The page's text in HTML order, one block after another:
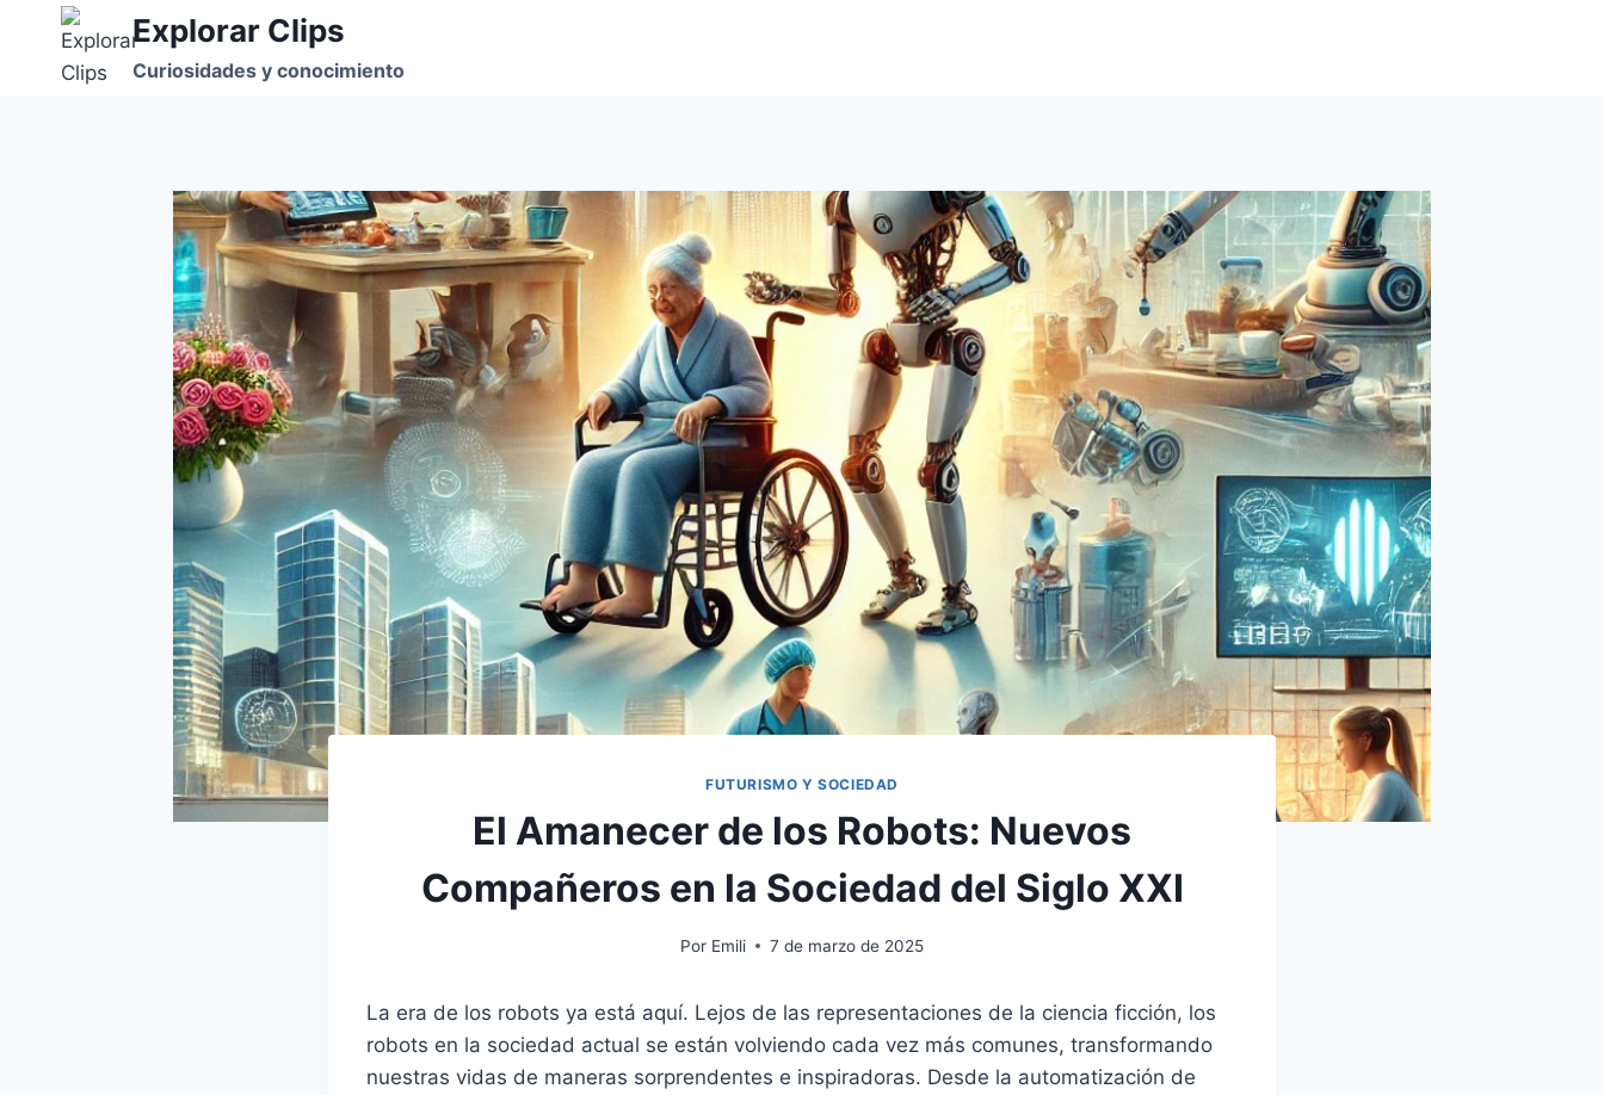
contenido
Explorar Clips
Curiosidades y conocimiento
FUTURISMO Y SOCIEDAD
El Amanecer de los Robots: Nuevos
Compañeros en la Sociedad del Siglo XXI
Por Emili 7 de marzo de 2025
La era de los robots ya está aquí. Lejos de las representaciones de la ciencia ficción, los
robots en la sociedad actual se están volviendo cada vez más comunes, transformando
nuestras vidas de maneras sorprendentes e inspiradoras. Desde la automatización de